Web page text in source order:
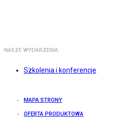
NASZE WYDARZENIA
Szkolenia i konferencje
MAPA STRONY
OFERTA PRODUKTOWA